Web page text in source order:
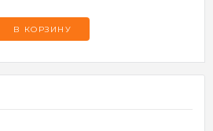
В КОРЗИНУ